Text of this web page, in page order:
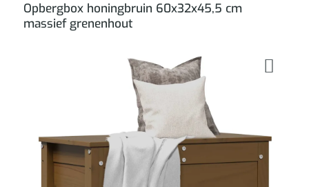
Opbergbox honingbruin 60x32x45,5 cm
massief grenenhout